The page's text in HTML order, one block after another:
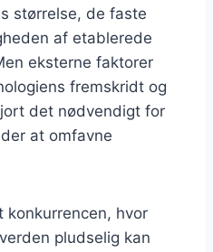
størrelse, de faste
af etablerede
eksterne faktorer
fremskridt og
det nødvendigt for
at omfavne
konkurrencen, hvor
pludselig kan